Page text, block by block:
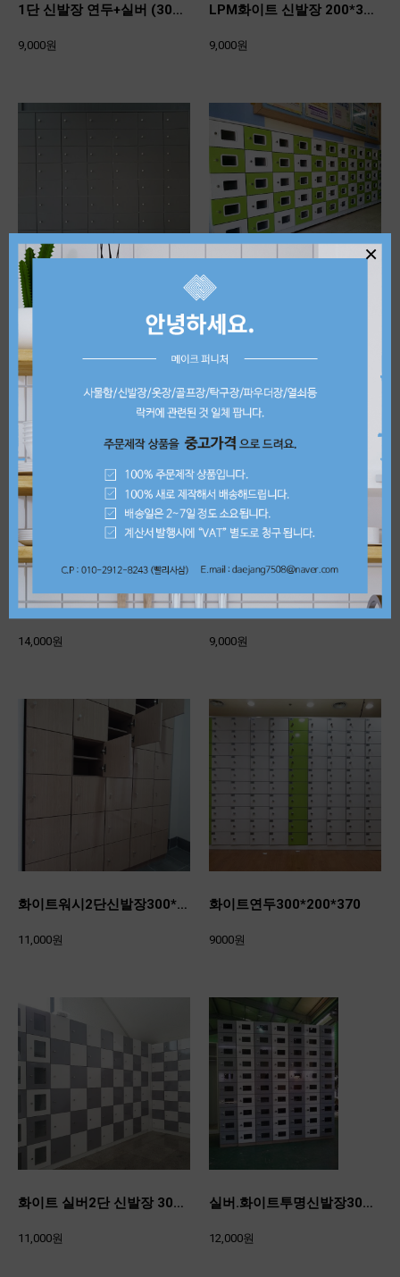
1단 신발장 연두+실버 (300*200*370)
9,000원
LPM화이트 신발장 200*300*370
9,000원
9,000원
화이트2단투명신발장300*300*370
14,000원
진그레이무광신발장300*200*370
9,000원
화이트워시2단신발장300*300*370
11,000원
화이트연두300*200*370
9000원
화이트 실버2단 신발장 300*300*370
11,000원
실버.화이트투명신발장300*200*370
12,000원
×